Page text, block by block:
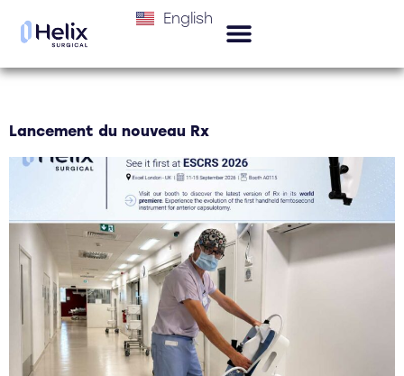
English
Lancement du nouveau Rx